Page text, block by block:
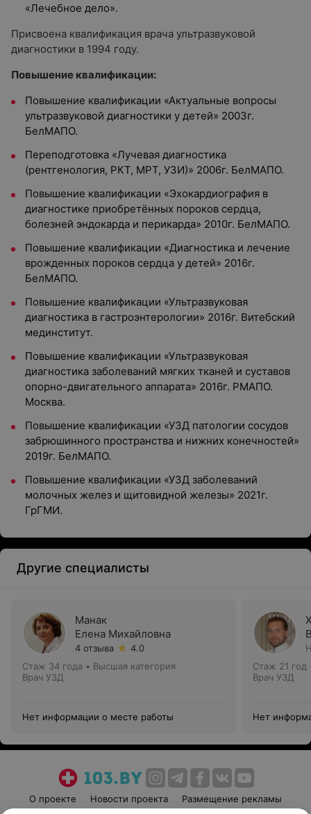
«Лечебное дело».
Присвоена квалификация врача ультразвуковой
диагностики в 1994 году.
Повышение квалификации:
Повышение квалификации «Актуальные вопросы
ультразвуковой диагностики у детей» 2003г.
БелМАПО.
Переподготовка «Лучевая диагностика
(рентгенология, РКТ, МРТ, УЗИ)» 2006г. БелМАПО.
Повышение квалификации «Эхокардиография в
диагностике приобретённых пороков сердца,
болезней эндокарда и перикарда» 2010г. БелМАПО.
Повышение квалификации «Диагностика и лечение
врожденных пороков сердца у детей» 2016г.
БелМАПО.
Повышение квалификации «Ультразвуковая
диагностика в гастроэнтерологии» 2016г. Витебский
мединститут.
Повышение квалификации «Ультразвуковая
диагностика заболеваний мягких тканей и суставов
опорно-двигательного аппарата» 2016г. РМАПО.
Москва.
Повышение квалификации «УЗД патологии сосудов
забрюшинного пространства и нижних конечностей»
2019г. БелМАПО.
Повышение квалификации «УЗД заболеваний
молочных желез и щитовидной железы» 2021г.
ГрГМИ.
Другие специалисты
Манак
Елена Михайловна
4 отзыва
4.0
Стаж 34 года • Высшая категория
Врач УЗД
Нет информации о месте работы
Стаж 21 год
Врач УЗД
Нет
О проекте Новости проекта
Размещение рекламы